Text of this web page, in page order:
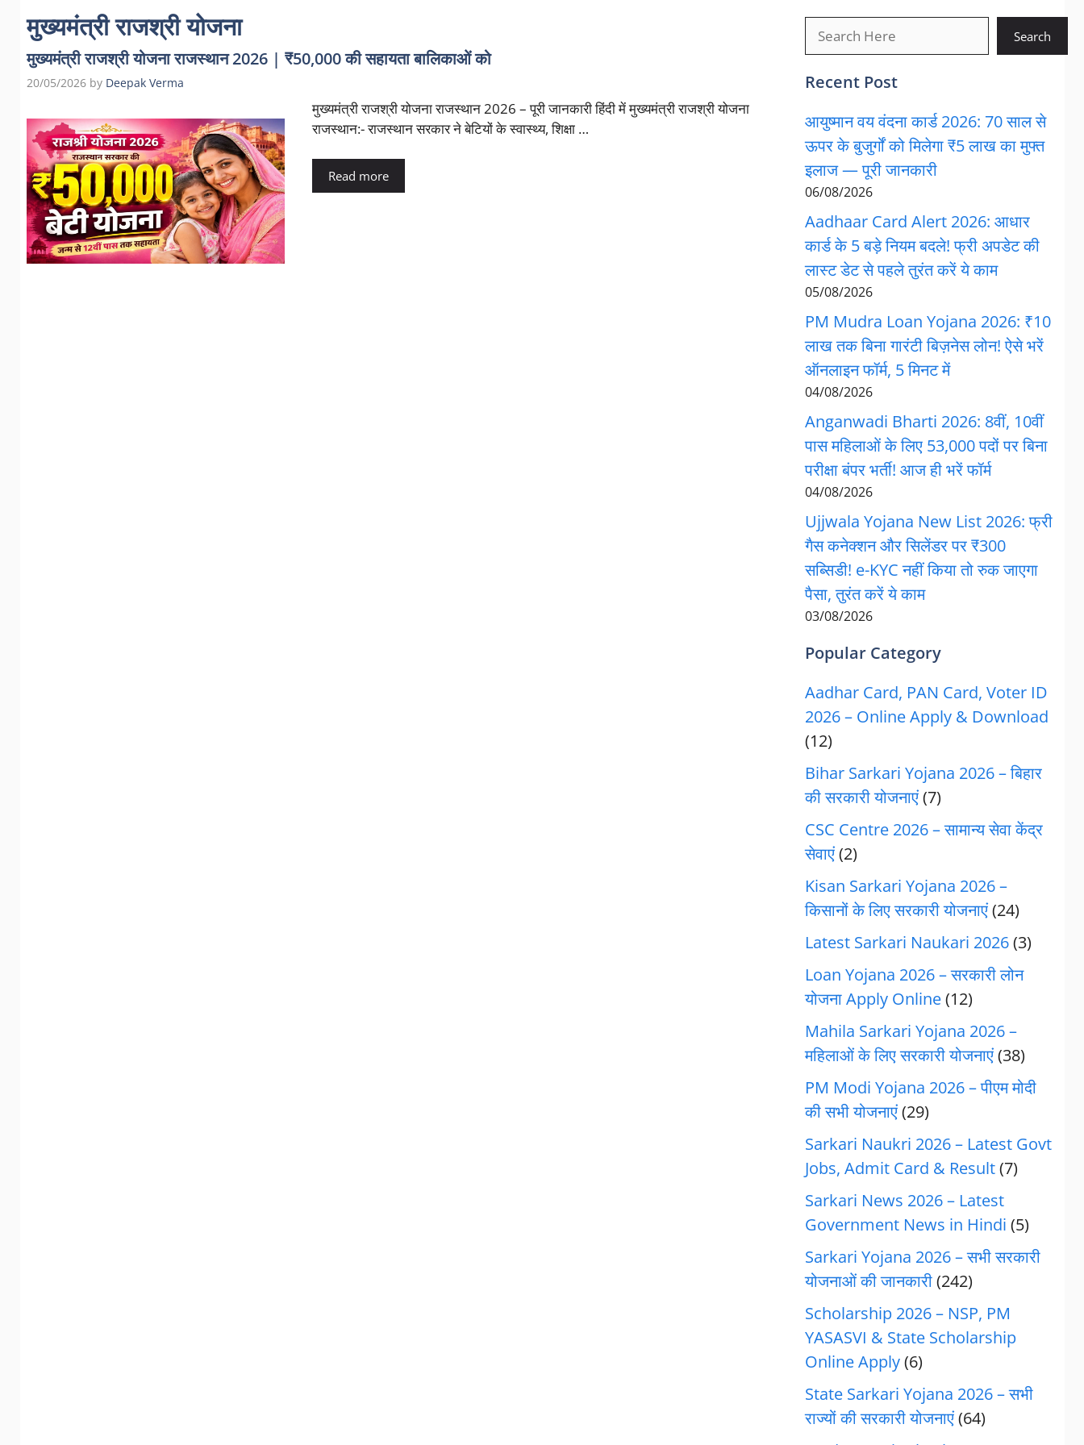
मुख्यमंत्री राजश्री योजना
मुख्यमंत्री राजश्री योजना राजस्थान 2026 | ₹50,000 की सहायता बालिकाओं को
20/05/2026 by Deepak Verma
मुख्यमंत्री राजश्री योजना राजस्थान 2026 – पूरी जानकारी हिंदी में मुख्यमंत्री राजश्री योजना
राजस्थान:- राजस्थान सरकार ने बेटियों के स्वास्थ्य, शिक्षा …
Read more
Search
Recent Post
आयुष्मान वय वंदना कार्ड 2026: 70 साल से
ऊपर के बुजुर्गों को मिलेगा ₹5 लाख का मुफ्त
इलाज — पूरी जानकारी
06/08/2026
Aadhaar Card Alert 2026: आधार
कार्ड के 5 बड़े नियम बदले! फ्री अपडेट की
लास्ट डेट से पहले तुरंत करें ये काम
05/08/2026
PM Mudra Loan Yojana 2026: ₹10
लाख तक बिना गारंटी बिज़नेस लोन! ऐसे भरें
ऑनलाइन फॉर्म, 5 मिनट में
04/08/2026
Anganwadi Bharti 2026: 8वीं, 10वीं
पास महिलाओं के लिए 53,000 पदों पर बिना
परीक्षा बंपर भर्ती! आज ही भरें फॉर्म
04/08/2026
Ujjwala Yojana New List 2026: फ्री
गैस कनेक्शन और सिलेंडर पर ₹300
सब्सिडी! e-KYC नहीं किया तो रुक जाएगा
पैसा, तुरंत करें ये काम
03/08/2026
Popular Category
Aadhar Card, PAN Card, Voter ID
2026 – Online Apply & Download
(12)
Bihar Sarkari Yojana 2026 – बिहार
की सरकारी योजनाएं(7)
CSC Centre 2026 – सामान्य सेवा केंद्र
सेवाएं(2)
Kisan Sarkari Yojana 2026 –
किसानों के लिए सरकारी योजनाएं(24)
Latest Sarkari Naukari 2026(3)
Loan Yojana 2026 – सरकारी लोन
योजना Apply Online(12)
Mahila Sarkari Yojana 2026 –
महिलाओं के लिए सरकारी योजनाएं(38)
PM Modi Yojana 2026 – पीएम मोदी
की सभी योजनाएं(29)
Sarkari Naukri 2026 – Latest Govt
Jobs, Admit Card & Result(7)
Sarkari News 2026 – Latest
Government News in Hindi (5)
Sarkari Yojana 2026 – सभी सरकारी
योजनाओं की जानकारी(242)
Scholarship 2026 – NSP, PM
YASASVI & State Scholarship
Online Apply(6)
State Sarkari Yojana 2026 – सभी
राज्यों की सरकारी योजनाएं(64)